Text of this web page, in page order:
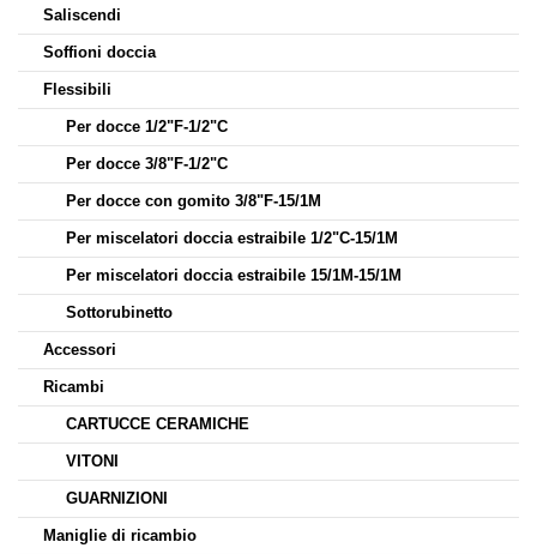
Saliscendi
Soffioni doccia
Flessibili
Per docce 1/2"F-1/2"C
Per docce 3/8"F-1/2"C
Per docce con gomito 3/8"F-15/1M
Per miscelatori doccia estraibile 1/2"C-15/1M
Per miscelatori doccia estraibile 15/1M-15/1M
Sottorubinetto
Accessori
Ricambi
CARTUCCE CERAMICHE
VITONI
GUARNIZIONI
Maniglie di ricambio